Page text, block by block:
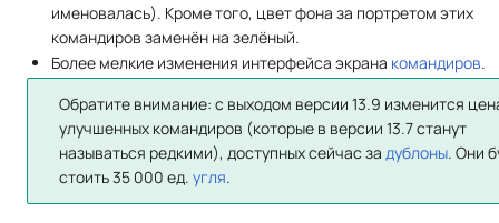
именовалась). Кроме того, цвет фона за портретом этих
командиров заменён на зелёный.
Более мелкие изменения интерфейса экрана командиров.
Обратите внимание: с выходом версии 13.9 изменится
улучшенных командиров (которые в версии 13.7 станут
называться редкими), доступных сейчас за дублоны. Они
стоить 35 000 ед. угля.